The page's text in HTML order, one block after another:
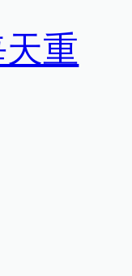
重